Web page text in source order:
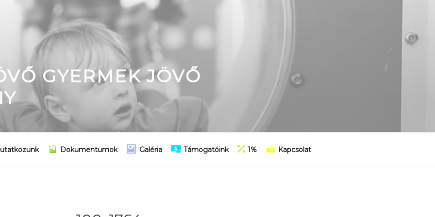
GYERMEK JÖVŐ
Dokumentumok Galéria Támogatóink 1% Kapcsolat